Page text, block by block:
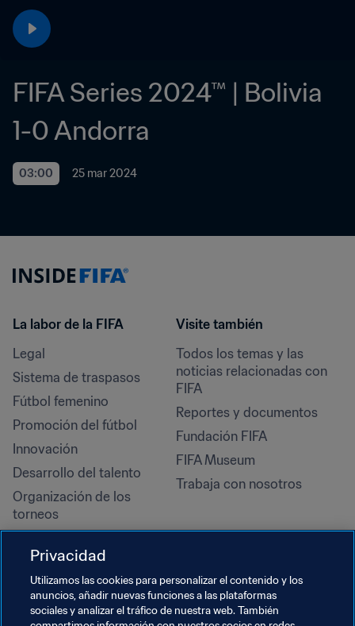
FIFA Series 2024™ | Bolivia
1-0 Andorra
03:00 25 mar 2024
La labor de la FIFA
Legal
Sistema de traspasos
Fútbol femenino
Promoción del fútbol
Innovación
Desarrollo del talento
Organización de los
torneos
Derechos humanos y lucha
contra la discriminación
Salud y atención médica
Visite también
Todos los temas y las
noticias relacionadas con
FIFA
Reportes y documentos
Fundación FIFA
FIFA Museum
Trabaja con nosotros
Privacidad
Utilizamos las cookies para personalizar el contenido y los
anuncios, añadir nuevas funciones a las plataformas
sociales y analizar el tráfico de nuestra web. También